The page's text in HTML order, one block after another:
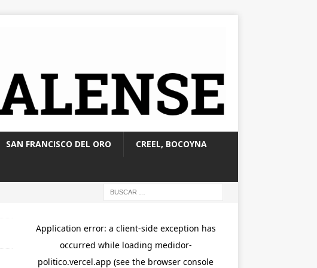
SAN FRANCISCO DEL ORO CREEL, BOCOYNA